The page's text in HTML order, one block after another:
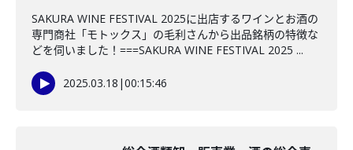
SAKURA WINE FESTIVAL 2025に出店するワインとお酒の
専門商社「モトックス」の毛利さんから出品銘柄の特徴な
どを伺いました！===SAKURA WINE FESTIVAL 2025 ...
2025.03.18 |00:15:46